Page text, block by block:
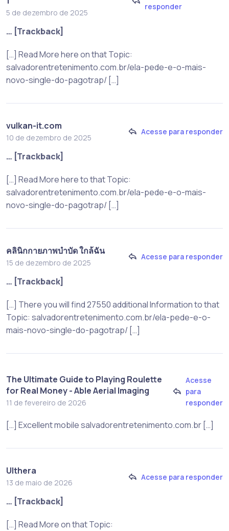
5 de dezembro de 2025
responder
… [Trackback]
[…] Read More here on that Topic:
salvadorentretenimento.com.br/ela-pede-e-o-mais-
novo-single-do-pagotrap/ […]
vulkan-it.com
10 de dezembro de 2025
Acesse para responder
… [Trackback]
[…] Read More here to that Topic:
salvadorentretenimento.com.br/ela-pede-e-o-mais-
novo-single-do-pagotrap/ […]
คลินิกกายภาพบำบัด ใกล้ฉัน
15 de dezembro de 2025
Acesse para responder
… [Trackback]
[…] There you will find 27550 additional Information to that
Topic: salvadorentretenimento.com.br/ela-pede-e-o-
mais-novo-single-do-pagotrap/ […]
The Ultimate Guide to Playing Roulette
for Real Money - Able Aerial Imaging
11 de fevereiro de 2026
Acesse
para
responder
[…] Excellent mobile salvadorentretenimento.com.br […]
Ulthera
13 de maio de 2026
Acesse para responder
… [Trackback]
[…] Read More on that Topic: